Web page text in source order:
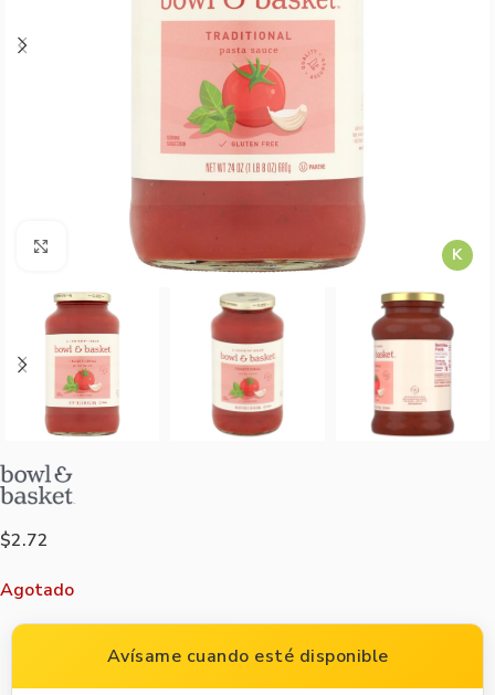
K
Agrandar imagen
$2.72
Agotado
Avísame cuando esté disponible